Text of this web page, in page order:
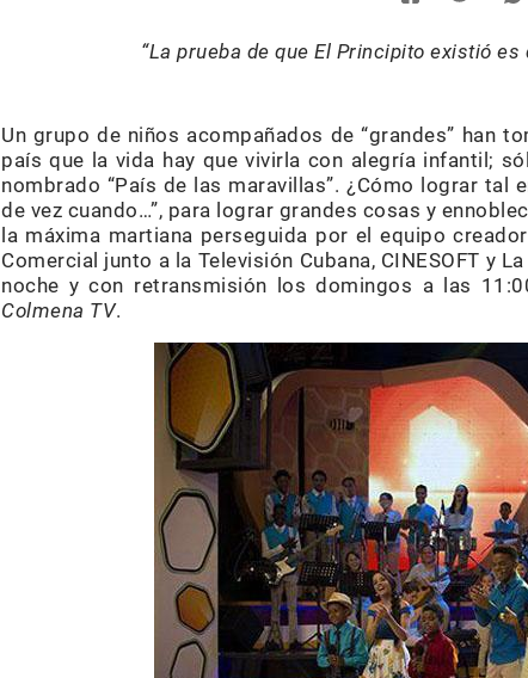
“La prueba de que El Principito existió
Un grupo de niños acompañados de “grandes” han
país que la vida hay que vivirla con alegría infantil;
nombrado “País de las maravillas”. ¿Cómo lograr tal
de vez cuando…”, para lograr grandes cosas y
la máxima martiana perseguida por el equipo
Comercial junto a la Televisión Cubana, CINESOFT y
noche y con retransmisión los domingos a las
Colmena TV.